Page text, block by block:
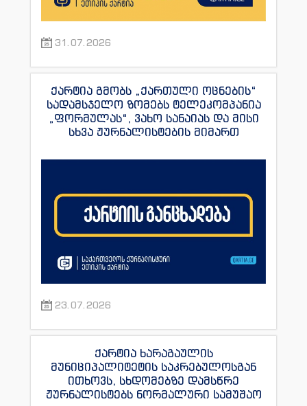
31.07.2026
ქარტია გმობს „ქართული ოცნების“
სადამსჯელო ზომებს ტელეკომპანია
„ფორმულას“, ვახო სანაიას და მისი
სხვა ჟურნალისტების მიმართ
23.07.2026
ქარტია ხარაგაულის
მუნიციპალიტეტის საკრებულოსგან
ითხოვს, სხდომებზე დამსწრე
ჟურნალისტებს ნორმალური სამუშაო